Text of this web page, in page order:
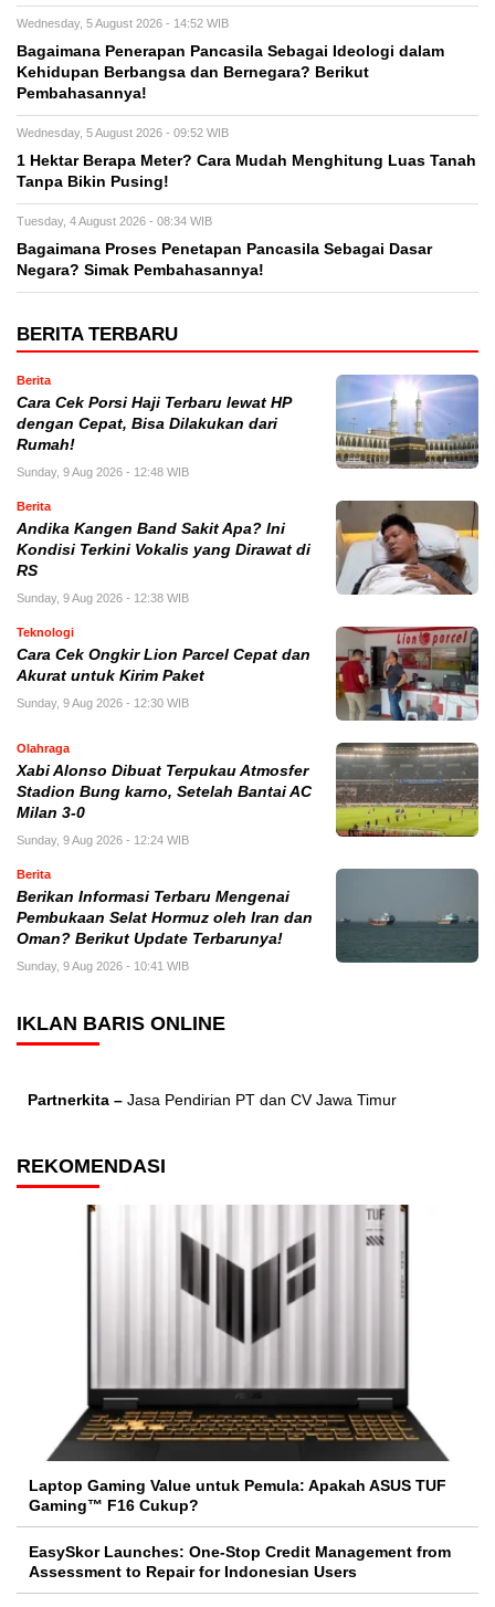
Wednesday, 5 August 2026 - 14:52 WIB
Bagaimana Penerapan Pancasila Sebagai Ideologi dalam
Kehidupan Berbangsa dan Bernegara? Berikut
Pembahasannya!
Wednesday, 5 August 2026 - 09:52 WIB
1 Hektar Berapa Meter? Cara Mudah Menghitung Luas Tanah
Tanpa Bikin Pusing!
Tuesday, 4 August 2026 - 08:34 WIB
Bagaimana Proses Penetapan Pancasila Sebagai Dasar
Negara? Simak Pembahasannya!
BERITA TERBARU
Berita
Cara Cek Porsi Haji Terbaru lewat HP
dengan Cepat, Bisa Dilakukan dari
Rumah!
Sunday, 9 Aug 2026 - 12:48 WIB
Berita
Andika Kangen Band Sakit Apa? Ini
Kondisi Terkini Vokalis yang Dirawat di
RS
Sunday, 9 Aug 2026 - 12:38 WIB
Teknologi
Cara Cek Ongkir Lion Parcel Cepat dan
Akurat untuk Kirim Paket
Sunday, 9 Aug 2026 - 12:30 WIB
Olahraga
Xabi Alonso Dibuat Terpukau Atmosfer
Stadion Bung karno, Setelah Bantai AC
Milan 3-0
Sunday, 9 Aug 2026 - 12:24 WIB
Berita
Berikan Informasi Terbaru Mengenai
Pembukaan Selat Hormuz oleh Iran dan
Oman? Berikut Update Terbarunya!
Sunday, 9 Aug 2026 - 10:41 WIB
IKLAN BARIS ONLINE
Partnerkita – Jasa Pendirian PT dan CV Jawa Timur
REKOMENDASI
Laptop Gaming Value untuk Pemula: Apakah ASUS TUF
Gaming™ F16 Cukup?
EasySkor Launches: One-Stop Credit Management from
Assessment to Repair for Indonesian Users